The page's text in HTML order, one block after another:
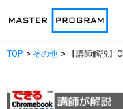
アプリ別使い方動画
Gemini
TOP その他 【講師解説】